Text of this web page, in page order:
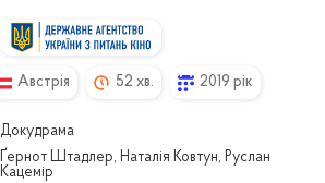
Австрія 52 хв. 2019 рік
Докудрама
Ґернот Штадлер, Наталія Ковтун, Руслан
Кацемір